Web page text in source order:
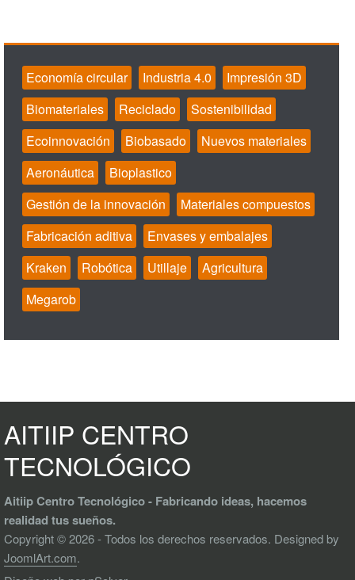
Economía circular Industria 4.0
Impresión 3D
Biomateriales
Reciclado
Sostenibilidad
Ecoinnovación
Biobasado
Nuevos materiales
Aeronáutica
Bioplastico
Gestión de la innovación
Materiales compuestos
Fabricación aditiva
Envases y embalajes
Kraken
Robótica Utillaje
Agricultura
Megarob
AITIIP CENTRO
TECNOLÓGICO
Aitiip Centro Tecnológico - Fabricando ideas, hacemos
realidad tus sueños.
Copyright © 2026 - Todos los derechos reservados. Designed by
JoomlArt.com.